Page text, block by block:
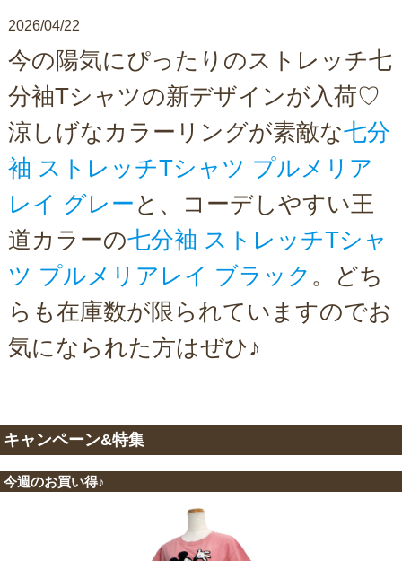
2026/04/22
今の陽気にぴったりのストレッチ七
分袖Tシャツの新デザインが入荷♡
涼しげなカラーリングが素敵な七分
袖 ストレッチTシャツ プルメリア
レイ グレー と、コーデしやすい王
道カラーの七分袖 ストレッチTシャ
ツ プルメリアレイ ブラック 。どち
らも在庫数が限られていますのでお
気になられた方はぜひ♪
キャンペーン&特集
今週のお買い得♪